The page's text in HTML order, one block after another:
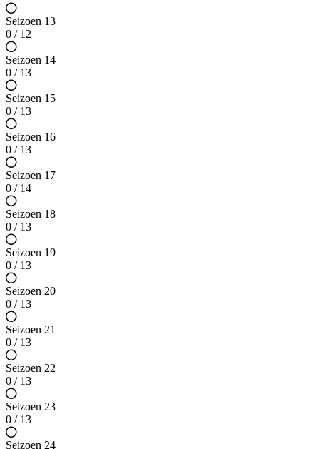
Seizoen 13
0 / 12
Seizoen 14
0 / 13
Seizoen 15
0 / 13
Seizoen 16
0 / 13
Seizoen 17
0 / 14
Seizoen 18
0 / 13
Seizoen 19
0 / 13
Seizoen 20
0 / 13
Seizoen 21
0 / 13
Seizoen 22
0 / 13
Seizoen 23
0 / 13
Seizoen 24